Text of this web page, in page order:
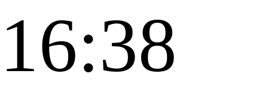
16:38